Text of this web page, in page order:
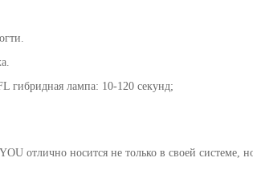
гибридная лампа: 10-120 секунд;
отлично носится не только в своей